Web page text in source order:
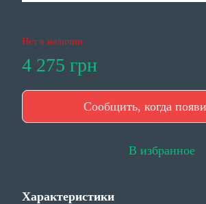
Нет в наличии
4 275 грн
Сообщить, когда
В избранное
Характеристики